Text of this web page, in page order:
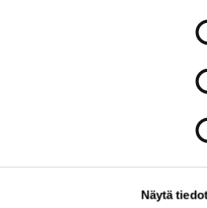
Näytä